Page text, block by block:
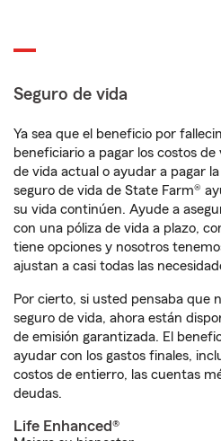
Seguro de vida
Ya sea que el beneficio por
beneficiario a pagar los costos
de vida actual o ayudar a pagar
seguro de vida de State Farm®
su vida continúen. Ayude a
con una póliza de vida a plazo,
tiene opciones y nosotros
ajustan a casi todas las
Por cierto, si usted pensaba que
seguro de vida, ahora están
de emisión garantizada. El
ayudar con los gastos finales,
costos de entierro, las cuentas
deudas.
Life Enhanced®